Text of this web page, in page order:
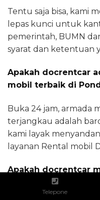
Tentu saja bisa, kami
lepas kunci untuk
pemerintah, BUMN
syarat dan ketentuan
Apakah docrentcar
mobil terbaik di
Buka 24 jam, armada
terjangkau adalah
kami layak
layanan Rental mobil
Apakah docrentcar
bandara Jakarta?
Telepone